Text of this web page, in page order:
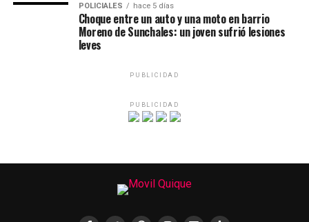
POLICIALES hace 5 días
Choque entre un auto y una moto en barrio
Moreno de Sunchales: un joven sufrió lesiones
leves
PUBLICIDAD
PUBLICIDAD